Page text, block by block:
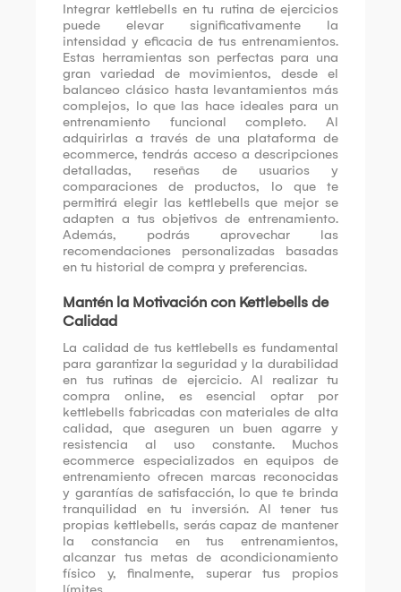
Integrar kettlebells en tu rutina de ejercicios
puede elevar significativamente la
intensidad y eficacia de tus entrenamientos.
Estas herramientas son perfectas para una
gran variedad de movimientos, desde el
balanceo clásico hasta levantamientos más
complejos, lo que las hace ideales para un
entrenamiento funcional completo. Al
adquirirlas a través de una plataforma de
ecommerce, tendrás acceso a descripciones
detalladas, reseñas de usuarios y
comparaciones de productos, lo que te
permitirá elegir las kettlebells que mejor se
adapten a tus objetivos de entrenamiento.
Además, podrás aprovechar las
recomendaciones personalizadas basadas
en tu historial de compra y preferencias.
Mantén la Motivación con Kettlebells de
Calidad
La calidad de tus kettlebells es fundamental
para garantizar la seguridad y la durabilidad
en tus rutinas de ejercicio. Al realizar tu
compra online, es esencial optar por
kettlebells fabricadas con materiales de alta
calidad, que aseguren un buen agarre y
resistencia al uso constante. Muchos
ecommerce especializados en equipos de
entrenamiento ofrecen marcas reconocidas
y garantías de satisfacción, lo que te brinda
tranquilidad en tu inversión. Al tener tus
propias kettlebells, serás capaz de mantener
la constancia en tus entrenamientos,
alcanzar tus metas de acondicionamiento
físico y, finalmente, superar tus propios